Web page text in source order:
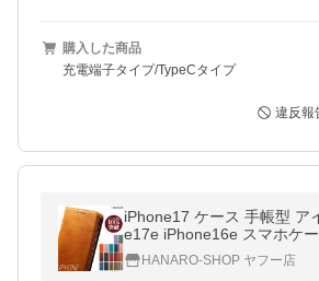
購入した商品
充電端子タイプ/TypeCタイプ
違反報
iPhone17 ケース 手帳型 ア
e17e iPhone16e スマホケー
ース iPhone17Pro
ir 17ProMax iPhone16
HANARO-SHOP ヤフー店